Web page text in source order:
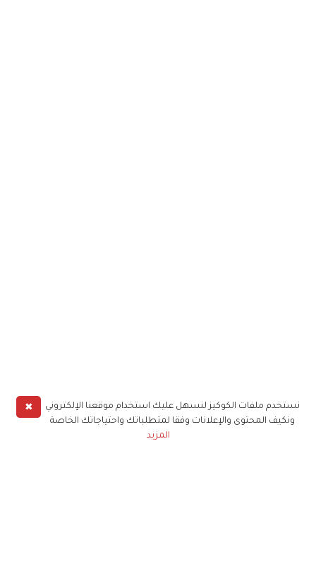
✖
نستخدم ملفات الكوكيز لنسهل عليك استخدام موقعنا الإلكتروني
ونكيف المحتوى والإعلانات وفقا لمتطلباتك واحتياجاتك الخاصة
المزيد